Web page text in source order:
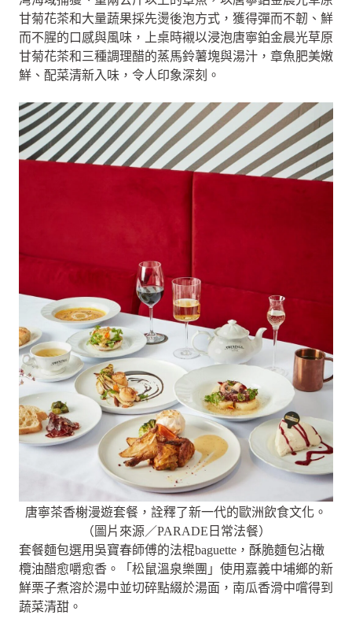
甘菊花茶和大量蔬果採先燙後泡方式，獲得彈而不韌、鮮
而不腥的口感與風味，上桌時襯以浸泡唐寧鉑金晨光草原
甘菊花茶和三種調理醋的蒸馬鈴薯塊與湯汁，章魚肥美嫩
鮮、配菜清新入味，令人印象深刻。
唐寧茶香榭漫遊套餐，詮釋了新一代的歐洲飲食文化。
（圖片來源／PARADE日常法餐）
套餐麵包選用吳寶春師傅的法棍baguette，酥脆麵包沾橄
欖油醋愈嚼愈香。「松鼠溫泉樂團」使用嘉義中埔鄉的新
鮮栗子煮溶於湯中並切碎點綴於湯面，南瓜香滑中嚐得到
蔬菜清甜。